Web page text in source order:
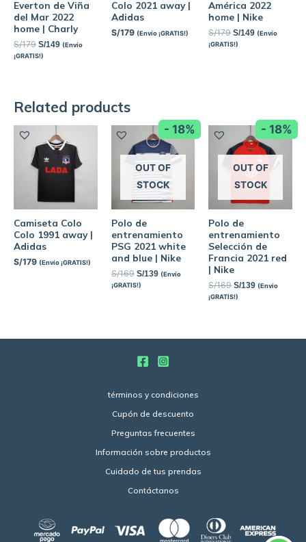
Everton de Viña
del Mar 2022
home | Charly
S/179 S/149 (Envío
¡GRATIS!)
Colo 2021 away |
Adidas
S/179 (Envío ¡GRATIS!)
América 2022
home | Nike
S/179 S/149 (Envío
¡GRATIS!)
Related products
Camiseta Colo
Colo 1991 away |
Adidas
S/179 (Envío ¡GRATIS!)
- 18%
OUT OF
STOCK
Polo de
entrenamiento
PSG 2021 white
and blue | Nike
S/169 S/139 (Envío
¡GRATIS!)
- 18%
OUT OF
STOCK
Polo de
entrenamiento
Selección de
Francia 2021 red
| Nike
S/169 S/139 (Envío
¡GRATIS!)
términos y condiciones
Cupón de descuento
Preguntas frecuentes
Información sobre productos
Cuidado de tus prendas
Contáctanos